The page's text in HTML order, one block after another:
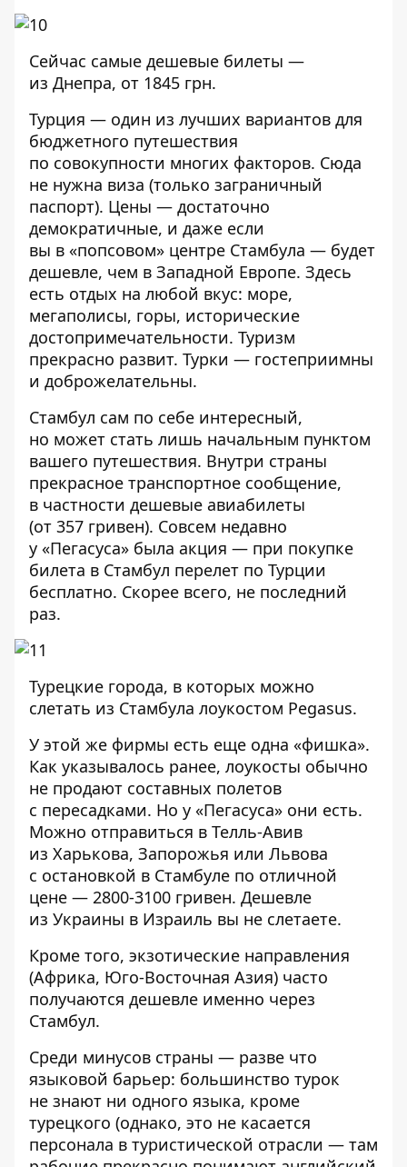
Сейчас самые дешевые билеты —
из Днепра, от 1845 грн.
Турция — один из лучших вариантов для
бюджетного путешествия
по совокупности многих факторов. Сюда
не нужна виза (только заграничный
паспорт). Цены — достаточно
демократичные, и даже если
вы в «попсовом» центре Стамбула — будет
дешевле, чем в Западной Европе. Здесь
есть отдых на любой вкус: море,
мегаполисы, горы, исторические
достопримечательности. Туризм
прекрасно развит. Турки — гостеприимны
и доброжелательны.
Стамбул сам по себе интересный,
но может стать лишь начальным пунктом
вашего путешествия. Внутри страны
прекрасное транспортное сообщение,
в частности дешевые авиабилеты
(от 357 гривен). Совсем недавно
у «Пегасуса» была акция — при покупке
билета в Стамбул перелет по Турции
бесплатно. Скорее всего, не последний
раз.
Турецкие города, в которых можно
слетать из Стамбула лоукостом Pegasus.
У этой же фирмы есть еще одна «фишка».
Как указывалось ранее, лоукосты обычно
не продают составных полетов
с пересадками. Но у «Пегасуса» они есть.
Можно отправиться в Телль-Авив
из Харькова, Запорожья или Львова
с остановкой в Стамбуле по отличной
цене — 2800-3100 гривен. Дешевле
из Украины в Израиль вы не слетаете.
Кроме того, экзотические направления
(Африка, Юго-Восточная Азия) часто
получаются дешевле именно через
Стамбул.
Среди минусов страны — разве что
языковой барьер: большинство турок
не знают ни одного языка, кроме
турецкого (однако, это не касается
персонала в туристической отрасли — там